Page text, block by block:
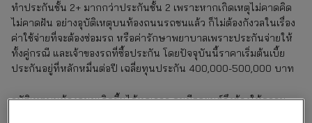
ทำประกันชั้น 2+ มากกว่าประกันชั้น 2 เพราะหากเกิดเหตุไม่คาดคิด
ไม่คาดฝัน อย่างอุบัติเหตุบนท้องถนนรถชนแล้ว ก็ไม่ต้องกังวลในเรื่อง
ค่าใช้จ่ายที่จะต้องซ่อมรถ หรือค่ารักษาพยาบาลเพราะประกันจ่ายให้
ทั้งคู่กรณี และเจ้าของรถที่ซื้อประกัน โดยปัจจุบันนี้ราคาเริ่มต้นเบี้ย
ประกันอยู่ที่หลักหมื่นต่อปี เฉลี่ยทุนประกัน 400,000-500,000 บาท
อุบัติเหตุบนท้องถนนเกิดขึ้นได้ทุกเวลา คนมีรถยนต์จึงต้องให้ความ